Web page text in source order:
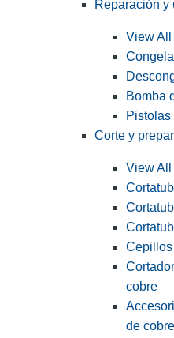
Reparación y
View All
Bomba
Corte y
View All
cobre
de cobre